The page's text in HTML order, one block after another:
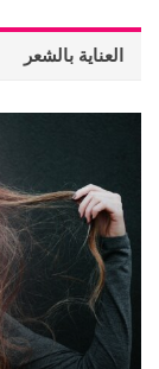
العناية بالشعر